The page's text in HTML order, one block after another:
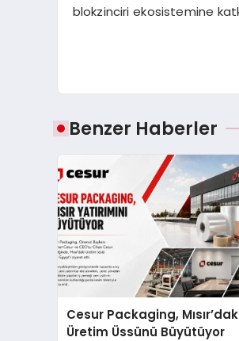
blokzinciri ekosistemine
Benzer Haberler
Cesur Packaging,
Üretim Üssünü Büyütüyor